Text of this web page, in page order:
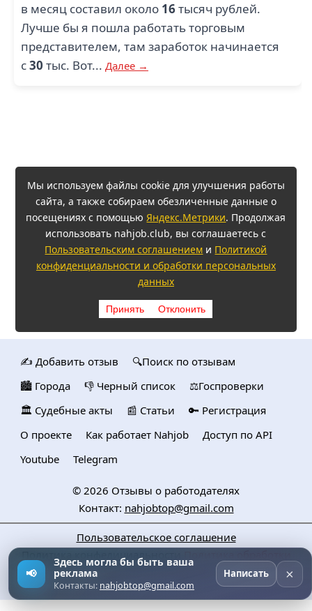
в месяц составил около 16 тысяч рублей.
Лучше бы я пошла работать торговым
представителем, там заработок начинается
с30 тыс. Вот... Далее →
Мы используем файлы cookie для улучшения работы
сайта, а также собираем обезличенные данные о
посещениях с помощьюЯндекс.Метрики. Продолжая
использовать nahjob.club, вы соглашаетесь с
Пользовательским соглашением и Политикой
конфиденциальности и обработки персональных
данных
Принять Отклонить
✍️ Добавить отзыв
🔍Поиск по отзывам
🏙️ Городa
👎 Черный список
⚖️Госпроверки
🏛️ Судебные акты
📰 Статьи
🔑 Регистрация
О проекте
Как работает Nahjob
Доступ по API
Youtube
Telegram
© 2026 Отзывы о работодателях
Контакт: nahjobtop@gmail.com
Пользовательское соглашение
Политика конфедициальности
персональных данных
📢
Здесь могла бы быть ваша
реклама
Контакты: nahjobtop@gmail.com
Написать ×